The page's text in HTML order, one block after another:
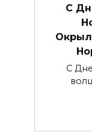
С
С